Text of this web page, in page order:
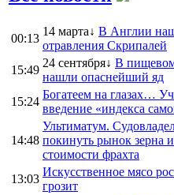
00:13
14 марта↓ В Англии
отравления Скрипалей
15:49
24 сентября↓ В
нашли опаснейший яд
15:24
Богатеем на глазах…
введение «индекса
14:48
Ультиматум.
покинуть рынок зерна
стоимости фрахта
13:03
Искусственное мясо
грозит